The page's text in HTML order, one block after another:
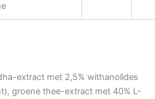
extract met 2,5% withanolides
groene thee-extract met 40% L-